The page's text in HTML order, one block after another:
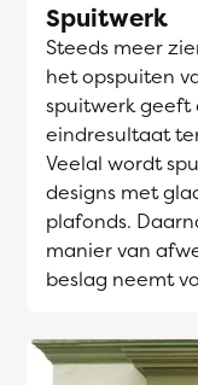
Spuitwerk
Steeds meer
het opspuiten
spuitwerk geeft
eindresultaat
Veelal wordt
designs met
plafonds.
manier van
beslag neemt